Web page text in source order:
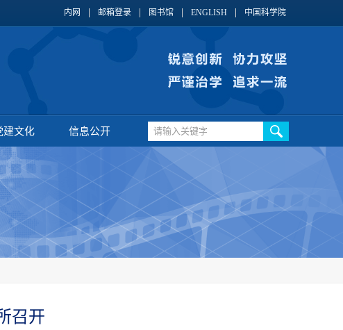
内网 邮箱登录 图书馆 ENGLISH 中国科学院
建文化 信息公开
召开